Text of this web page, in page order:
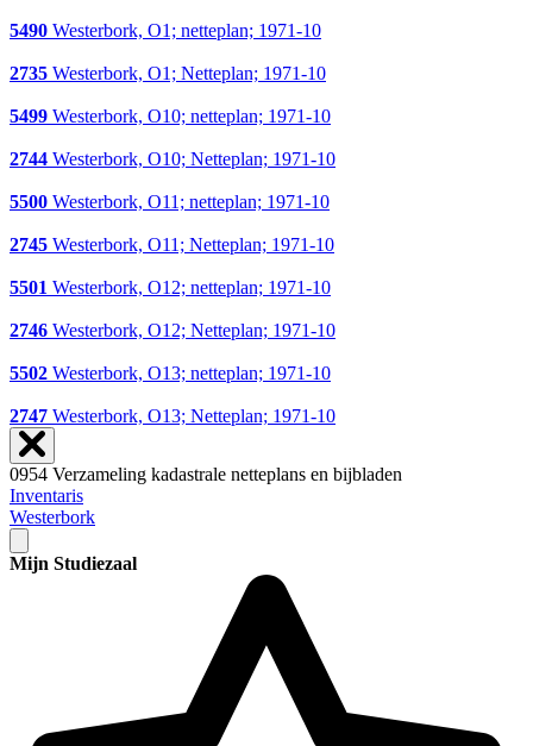
5490 Westerbork, O1; netteplan; 1971-10
2735 Westerbork, O1; Netteplan; 1971-10
5499 Westerbork, O10; netteplan; 1971-10
2744 Westerbork, O10; Netteplan; 1971-10
5500 Westerbork, O11; netteplan; 1971-10
2745 Westerbork, O11; Netteplan; 1971-10
5501 Westerbork, O12; netteplan; 1971-10
2746 Westerbork, O12; Netteplan; 1971-10
5502 Westerbork, O13; netteplan; 1971-10
2747 Westerbork, O13; Netteplan; 1971-10
0954 Verzameling kadastrale netteplans en bijbladen
Inventaris
Westerbork
Mijn Studiezaal